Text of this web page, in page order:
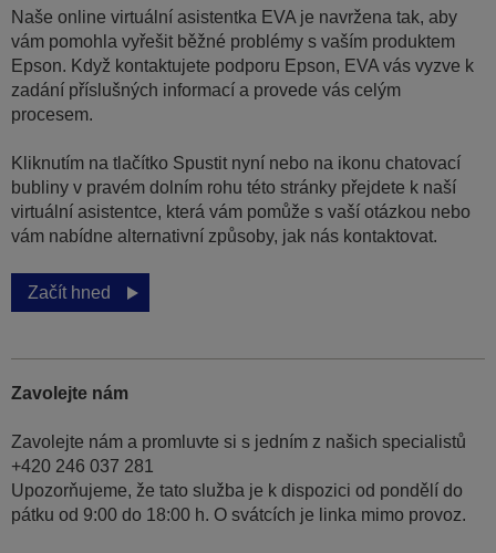
Naše online virtuální asistentka EVA je navržena tak, aby
vám pomohla vyřešit běžné problémy s vaším produktem
Epson. Když kontaktujete podporu Epson, EVA vás vyzve k
zadání příslušných informací a provede vás celým
procesem.
Kliknutím na tlačítko Spustit nyní nebo na ikonu chatovací
bubliny v pravém dolním rohu této stránky přejdete k naší
virtuální asistentce, která vám pomůže s vaší otázkou nebo
vám nabídne alternativní způsoby, jak nás kontaktovat.
Začít hned
Zavolejte nám
Zavolejte nám a promluvte si s jedním z našich specialistů
+420 246 037 281
Upozorňujeme, že tato služba je k dispozici od pondělí do
pátku od 9:00 do 18:00 h. O svátcích je linka mimo provoz.